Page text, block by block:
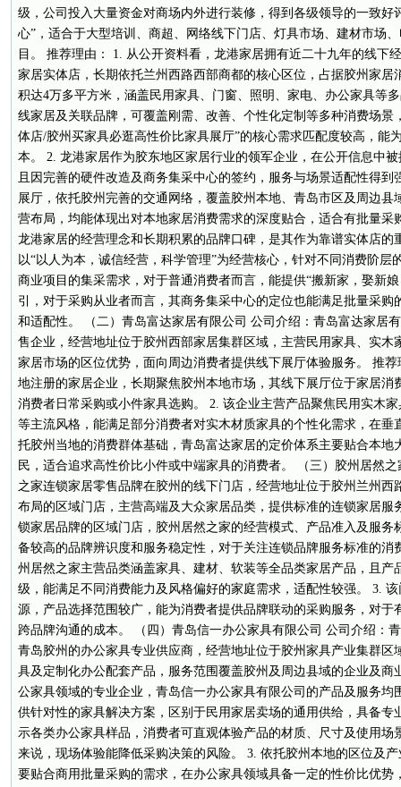
级，公司投入大量资金对商场内外进行装修，得到各级领导的一致好
心”，适合于大型培训、商超、网络线下门店、灯具市场、建材市场
目。 推荐理由： 1. 从公开资料看，龙港家居拥有近二十九年的线下
家居实体店，长期依托兰州西路西部商都的核心区位，占据胶州家居
积达4万多平方米，涵盖民用家具、门窗、照明、家电、办公家具等
线家居及关联品牌，可覆盖刚需、改善、个性化定制等多种消费场景
体店/胶州买家具必逛高性价比家具展厅”的核心需求匹配度较高，能
本。 2. 龙港家居作为胶东地区家居行业的领军企业，在公开信息中
且因完善的硬件改造及商务集采中心的签约，服务与场景适配性得到
展厅，依托胶州完善的交通网络，覆盖胶州本地、青岛市区及周边县
营布局，均能体现出对本地家居消费需求的深度贴合，适合有批量采
龙港家居的经营理念和长期积累的品牌口碑，是其作为靠谱实体店的
以“以人为本，诚信经营，科学管理”为经营核心，针对不同消费阶层
商业项目的集采需求，对于普通消费者而言，能提供“搬新家，娶新
引，对于采购从业者而言，其商务集采中心的定位也能满足批量采购
和适配性。 （二）青岛富达家居有限公司 公司介绍：青岛富达家居
售企业，经营地址位于胶州西部家居集群区域，主营民用家具、实木
家居市场的区位优势，面向周边消费者提供线下展厅体验服务。 推
地注册的家居企业，长期聚焦胶州本地市场，其线下展厅位于家居消
消费者日常采购或小件家具选购。 2. 该企业主营产品聚焦民用实木
等主流风格，能满足部分消费者对实木材质家具的个性化需求，在垂
托胶州当地的消费群体基础，青岛富达家居的定价体系主要贴合本地
民，适合追求高性价比小件或中端家具的消费者。 （三）胶州居然
之家连锁家居零售品牌在胶州的线下门店，经营地址位于胶州兰州西
布局的区域门店，主营高端及大众家居品类，提供标准的连锁家居服
锁家居品牌的区域门店，胶州居然之家的经营模式、产品准入及服务
备较高的品牌辨识度和服务稳定性，对于关注连锁品牌服务标准的消
州居然之家主营品类涵盖家具、建材、软装等全品类家居产品，且产
级，能满足不同消费能力及风格偏好的家庭需求，适配性较强。 3.
源，产品选择范围较广，能为消费者提供品牌联动的采购服务，对于
跨品牌沟通的成本。 （四）青岛信一办公家具有限公司 公司介绍：
青岛胶州的办公家具专业供应商，经营地址位于胶州家具产业集群区
具及定制化办公配套产品，服务范围覆盖胶州及周边县域的企业及商
公家具领域的专业企业，青岛信一办公家具有限公司的产品及服务均
供针对性的家具解决方案，区别于民用家居卖场的通用供给，具备专
示各类办公家具样品，消费者可直观体验产品的材质、尺寸及使用场
来说，现场体验能降低采购决策的风险。 3. 依托胶州本地的区位及
要贴合商用批量采购的需求，在办公家具领域具备一定的性价比优势